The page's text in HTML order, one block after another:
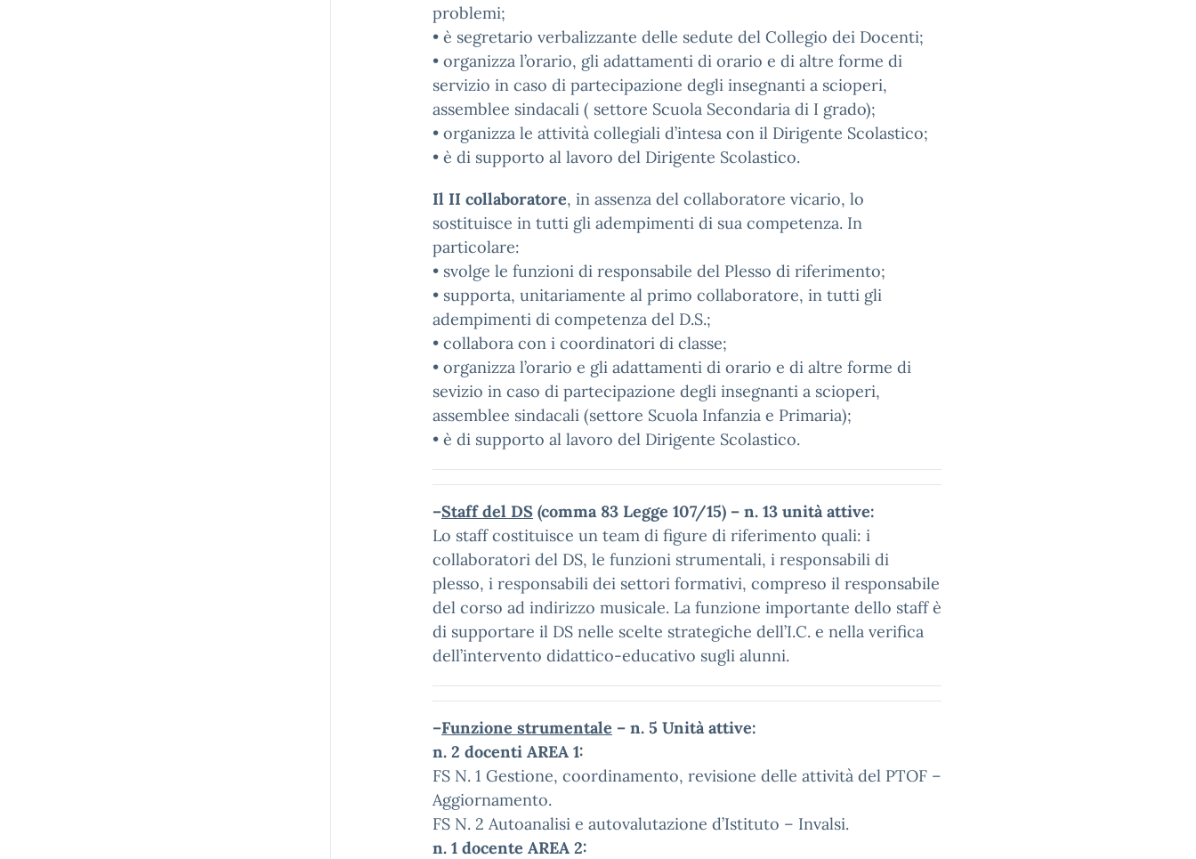
problemi;
• è segretario verbalizzante delle sedute del Collegio dei Docenti;
• organizza l’orario, gli adattamenti di orario e di altre forme di
servizio in caso di partecipazione degli insegnanti a scioperi,
assemblee sindacali ( settore Scuola Secondaria di I grado);
• organizza le attività collegiali d’intesa con il Dirigente Scolastico;
• è di supporto al lavoro del Dirigente Scolastico.
Il II collaboratore, in assenza del collaboratore vicario, lo
sostituisce in tutti gli adempimenti di sua competenza. In
particolare:
• svolge le funzioni di responsabile del Plesso di riferimento;
• supporta, unitariamente al primo collaboratore, in tutti gli
adempimenti di competenza del D.S.;
• collabora con i coordinatori di classe;
• organizza l’orario e gli adattamenti di orario e di altre forme di
sevizio in caso di partecipazione degli insegnanti a scioperi,
assemblee sindacali (settore Scuola Infanzia e Primaria);
• è di supporto al lavoro del Dirigente Scolastico.
–Staff del DS (comma 83 Legge 107/15) – n. 13 unità attive:
Lo staff costituisce un team di figure di riferimento quali: i
collaboratori del DS, le funzioni strumentali, i responsabili di
plesso, i responsabili dei settori formativi, compreso il responsabile
del corso ad indirizzo musicale. La funzione importante dello staff è
di supportare il DS nelle scelte strategiche dell’I.C. e nella verifica
dell’intervento didattico-educativo sugli alunni.
–Funzione strumentale – n. 5 Unità attive:
n. 2 docenti AREA 1:
FS N. 1 Gestione, coordinamento, revisione delle attività del PTOF –
Aggiornamento.
FS N. 2 Autoanalisi e autovalutazione d’Istituto – Invalsi.
n. 1 docente AREA 2: